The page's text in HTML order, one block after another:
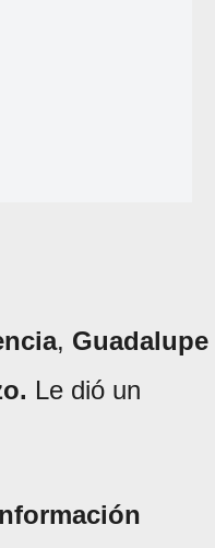
, Guadalupe
Le dió un